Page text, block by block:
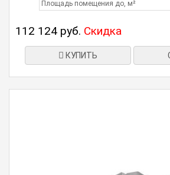
Площадь помещения до, м²
112 124 руб. Скидка
КУПИТЬ